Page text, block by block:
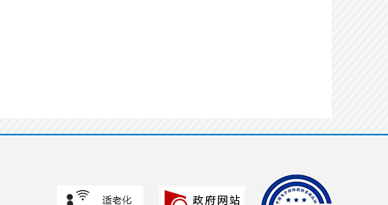
办理状态：通过